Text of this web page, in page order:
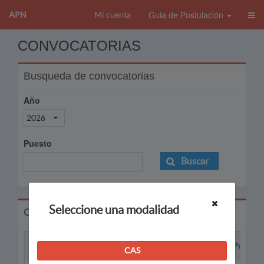
APN Mi cuenta Guia de Postulación
CONVOCATORIAS
Busqueda de convocatorias
Año
2026
Puesto
Buscar
Convocatorias
Puesto
Seleccione una modalidad
CAS